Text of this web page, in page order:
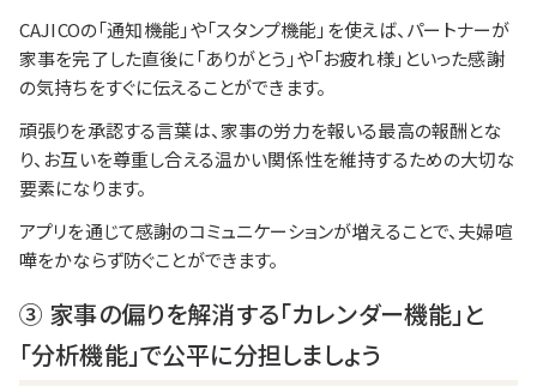
CAJICOの「通知機能」や「スタンプ機能」を使えば、パートナーが
家事を完了した直後に「ありがとう」や「お疲れ様」といった感謝
の気持ちをすぐに伝えることができます。
頑張りを承認する言葉は、家事の労力を報いる最高の報酬とな
り、お互いを尊重し合える温かい関係性を維持するための大切な
要素になります。
アプリを通じて感謝のコミュニケーションが増えることで、夫婦喧
嘩をかならず防ぐことができます。
③ 家事の偏りを解消する「カレンダー機能」と
「分析機能」で公平に分担しましょう